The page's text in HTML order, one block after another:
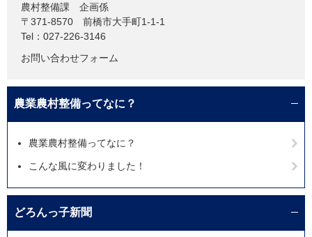
農村整備課
企画係
〒371-8570
前橋市大手町1-1-1
Tel：027-226-3146
お問い合わせフォーム
農業農村整備ってなに？
農業農村整備ってなに？
こんな風に変わりました！
どろんっ子新聞